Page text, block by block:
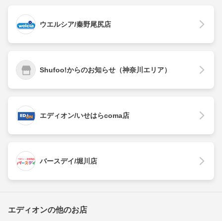
ウエルシア/秦野尾尻店
Shufoo!からのお知らせ（神奈川エリア）
エディオン/いせはらcoma店
バースデイ/堀川店
エディオンの他のお店